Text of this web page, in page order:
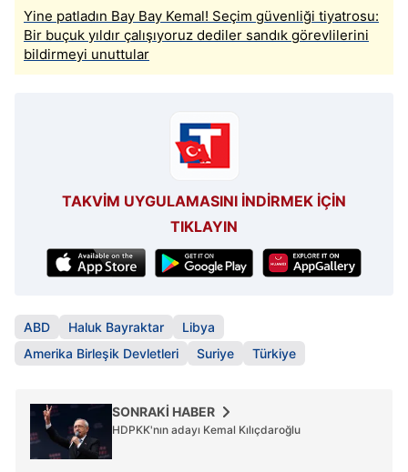
Yine patladın Bay Bay Kemal! Seçim güvenliği tiyatrosu:
Bir buçuk yıldır çalışıyoruz dediler sandık görevlilerini
bildirmeyi unuttular
TAKVİM UYGULAMASINI İNDİRMEK İÇİN
TIKLAYIN
ABD Haluk Bayraktar
Libya
Amerika Birleşik Devletleri
Suriye Türkiye
SONRAKİ HABER
HDPKK'nın adayı Kemal Kılıçdaroğlu